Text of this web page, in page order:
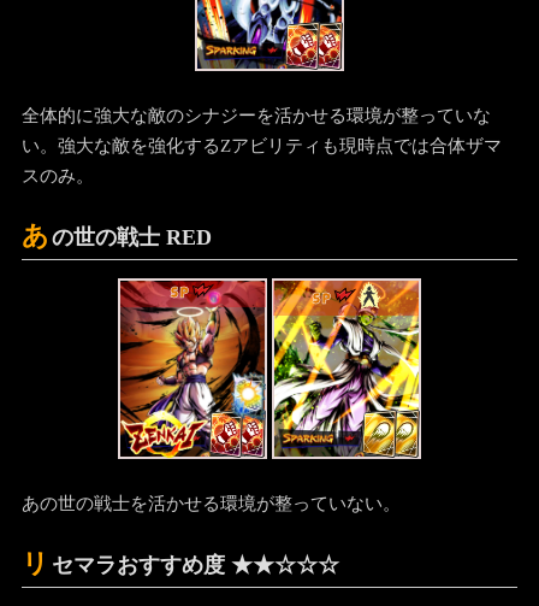
全体的に強大な敵のシナジーを活かせる環境が整っていな
い。強大な敵を強化するZアビリティも現時点では合体ザマ
スのみ。
あ の世の戦士 RED
SP SP
あの世の戦士を活かせる環境が整っていない。
リ セマラおすすめ度 ★★☆☆☆